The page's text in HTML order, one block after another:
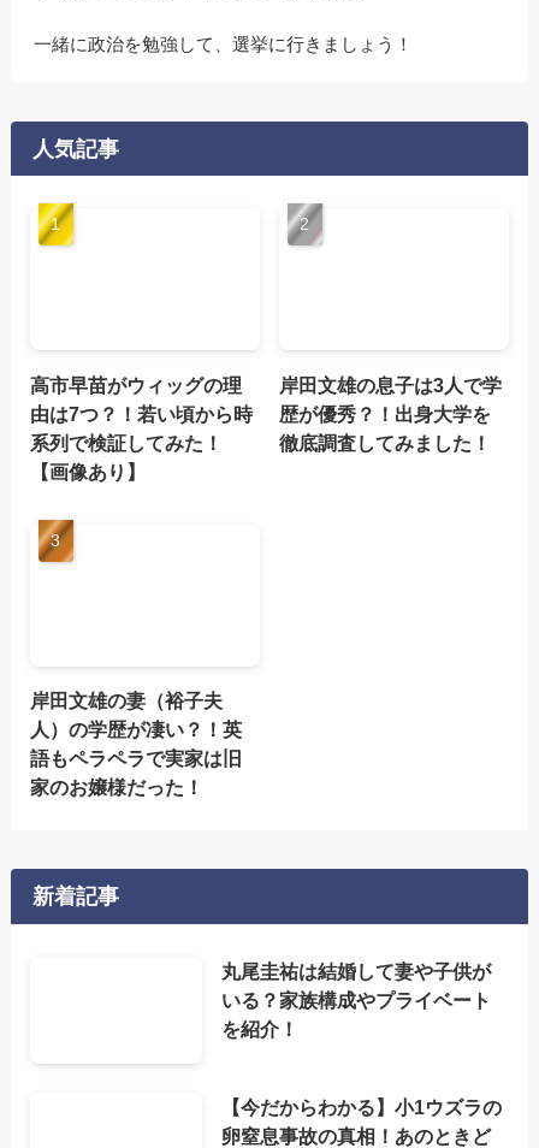
一緒に政治を勉強して、選挙に行きましょう！
人気記事
高市早苗がウィッグの理
由は7つ？！若い頃から時
系列で検証してみた！
【画像あり】
岸田文雄の息子は3人で学
歴が優秀？！出身大学を
徹底調査してみました！
岸田文雄の妻（裕子夫
人）の学歴が凄い？！英
語もペラペラで実家は旧
家のお嬢様だった！
新着記事
丸尾圭祐は結婚して妻や子供が
いる？家族構成やプライベート
を紹介！
【今だからわかる】小1ウズラの
卵窒息事故の真相！あのときど